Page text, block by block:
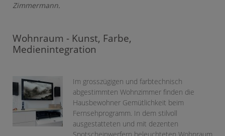
Zimmermann.
Wohnraum - Kunst, Farbe,
Medienintegration
Im grosszügigen und farbtechnisch
abgestimmten Wohnzimmer finden die
Hausbewohner Gemütlichkeit beim
Fernsehprogramm. In dem stilvoll
ausgestatteten und mit dezenten